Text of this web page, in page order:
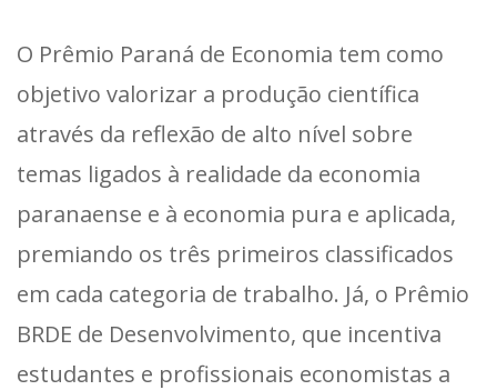
O Prêmio Paraná de Economia tem como
objetivo valorizar a produção científica
através da reflexão de alto nível sobre
temas ligados à realidade da economia
paranaense e à economia pura e aplicada,
premiando os três primeiros classificados
em cada categoria de trabalho. Já, o Prêmio
BRDE de Desenvolvimento, que incentiva
estudantes e profissionais economistas a